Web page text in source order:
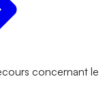
concernant le